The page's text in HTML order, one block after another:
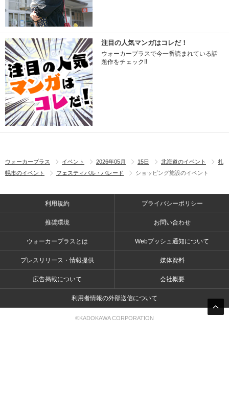
注目の人気マンガはコレだ！
ウォーカープラスで今一番読まれている話
題作をチェック!!
ウォーカープラス イベント 2026年05月 15日 北海道のイベント
札
幌市のイベント
フェスティバル・パレード ショッピング施設のイベント
利用規約 プライバシーポリシー
推奨環境 お問い合わせ
ウォーカープラスとは Webプッシュ通知について
プレスリリース・情報提供 媒体資料
広告掲載について 会社概要
利用者情報の外部送信について
©KADOKAWA CORPORATION